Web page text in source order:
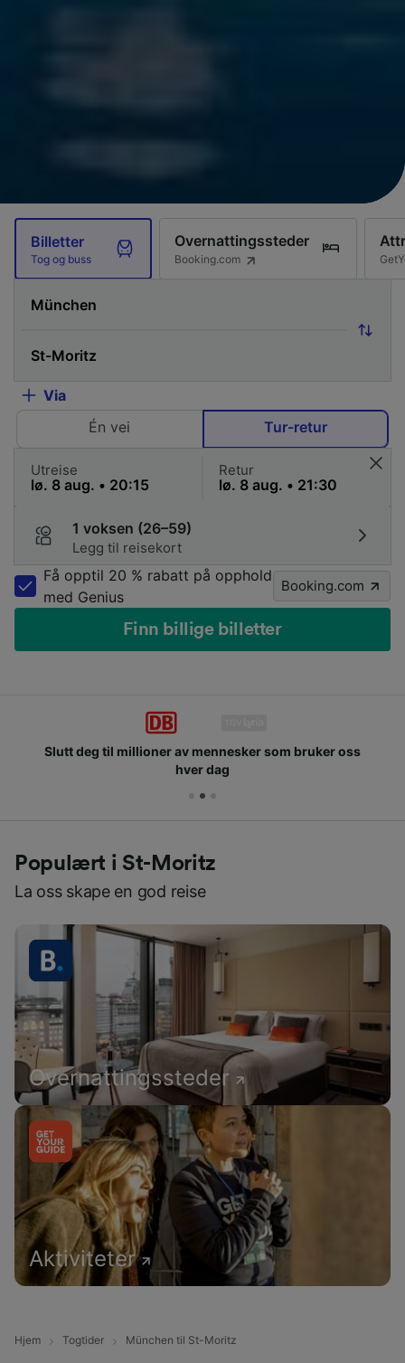
Billetter
Tog og buss
Overnattingssteder
Booking.com
Via
Én vei
Tur-retur
Utreise Retur
1 voksen (26–59)
Legg til reisekort
Få opptil 20 % rabatt på opphold
med Genius
Booking.com
Finn billige billetter
Slutt deg til millioner av mennesker som bruker oss
hver dag
Populært i St-Moritz
La oss skape en god reise
Overnattingssteder
Aktiviteter
Hjem Togtider München til St-Moritz